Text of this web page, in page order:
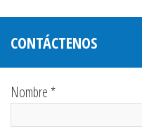
CONTÁCTENOS
Nombre *